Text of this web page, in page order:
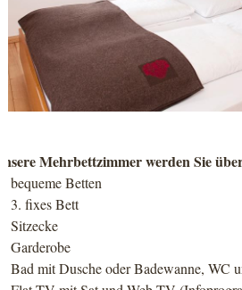
Mehrbettzimmer werden Sie
bequeme Betten
3. fixes Bett
Sitzecke
Garderobe
Bad mit Dusche oder Badewanne, WC